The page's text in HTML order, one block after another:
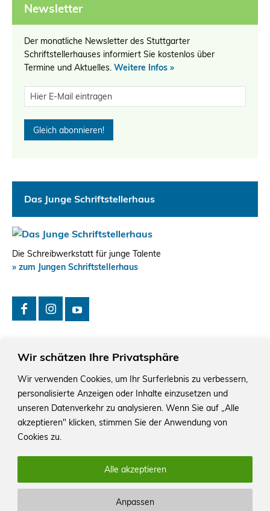
Wir schätzen Ihre Privatsphäre
Wir verwenden Cookies, um Ihr Surferlebnis zu verbessern,
personalisierte Anzeigen oder Inhalte einzusetzen und
unseren Datenverkehr zu analysieren. Wenn Sie auf „Alle
akzeptieren" klicken, stimmen Sie der Anwendung von
Cookies zu.
Anpassen
Alle akzeptieren
Newsletter
Der monatliche Newsletter des Stuttgarter
Schriftstellerhauses informiert Sie kostenlos über
Termine und Aktuelles. Weitere Infos »
Das Junge Schriftstellerhaus
Die Schreibwerkstatt für junge Talente
» zum Jungen Schriftstellerhaus
Das Schriftstellerhaus ist ein beliebter Treffpunkt für
Autorinnen und Autoren aus Stuttgart und der Region sowie
ein Veranstaltungsort für Lesungen, Tagungen und
Schreibwerkstätten.